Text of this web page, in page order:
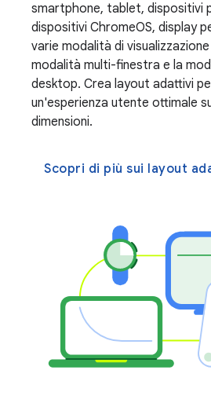
smartphone, tablet, dispositivi
dispositivi ChromeOS, display
varie modalità di
modalità multi-finestra e la
desktop. Crea layout adattivi
un'esperienza utente ottimale
dimensioni.
Scopri di più sui layout